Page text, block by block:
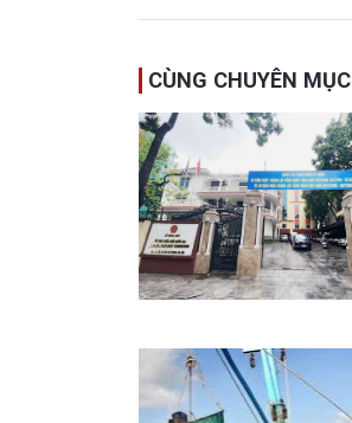
CÙNG CHUYÊN MỤC